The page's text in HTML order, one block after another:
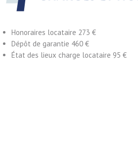
Honoraires locataire 273 €
Dépôt de garantie 460 €
État des lieux charge locataire 95 €